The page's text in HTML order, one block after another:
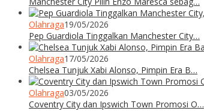
Olahraga19/05/2026
Pep Guardiola Tinggalkan Manchester City…
Olahraga17/05/2026
Chelsea Tunjuk Xabi Alonso, Pimpin Era B…
Olahraga03/05/2026
Coventry City dan Ipswich Town Promosi O…